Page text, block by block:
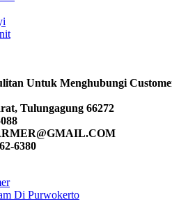
Untuk Menghubungi
Tulungagung 66272
6380
Di Purwokerto